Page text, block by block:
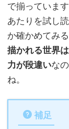
で揃っていま
あたりを試し
か確かめてみ
描かれる世界
力が段違いな
ね。
補足